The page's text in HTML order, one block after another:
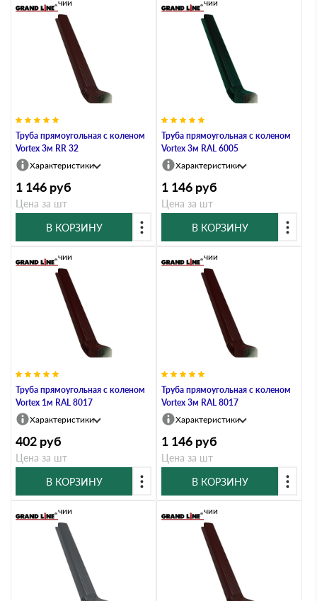
Труба прямоугольная с коленом
Vortex 3м RR 32
В наличии
Характеристики
1 146 руб
Цена за шт
В КОРЗИНУ
Труба прямоугольная с коленом
Vortex 3м RAL 6005
В наличии
Характеристики
1 146 руб
Цена за шт
В КОРЗИНУ
Труба прямоугольная с коленом
Vortex 1м RAL 8017
В наличии
Характеристики
402 руб
Цена за шт
В КОРЗИНУ
Труба прямоугольная с коленом
Vortex 3м RAL 8017
В наличии
Характеристики
1 146 руб
Цена за шт
В КОРЗИНУ
В наличии В наличии